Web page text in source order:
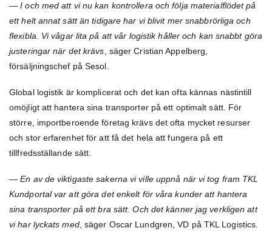
— I och med att vi nu kan kontrollera och följa materialflödet på
ett helt annat sätt än tidigare har vi blivit mer snabbrörliga och
flexibla. Vi vågar lita på att vår logistik håller och kan snabbt göra
justeringar när det krävs , säger Cristian Appelberg,
försäljningschef på Sesol.
Global logistik är komplicerat och det kan ofta kännas nästintill
omöjligt att hantera sina transporter på ett optimalt sätt. För
större, importberoende företag krävs det ofta mycket resurser
och stor erfarenhet för att få det hela att fungera på ett
tillfredsställande sätt.
— En av de viktigaste sakerna vi ville uppnå när vi tog fram TKL
Kundportal var att göra det enkelt för våra kunder att hantera
sina transporter på ett bra sätt. Och det känner jag verkligen att
vi har lyckats med, säger Oscar Lundgren, VD på TKL Logistics.